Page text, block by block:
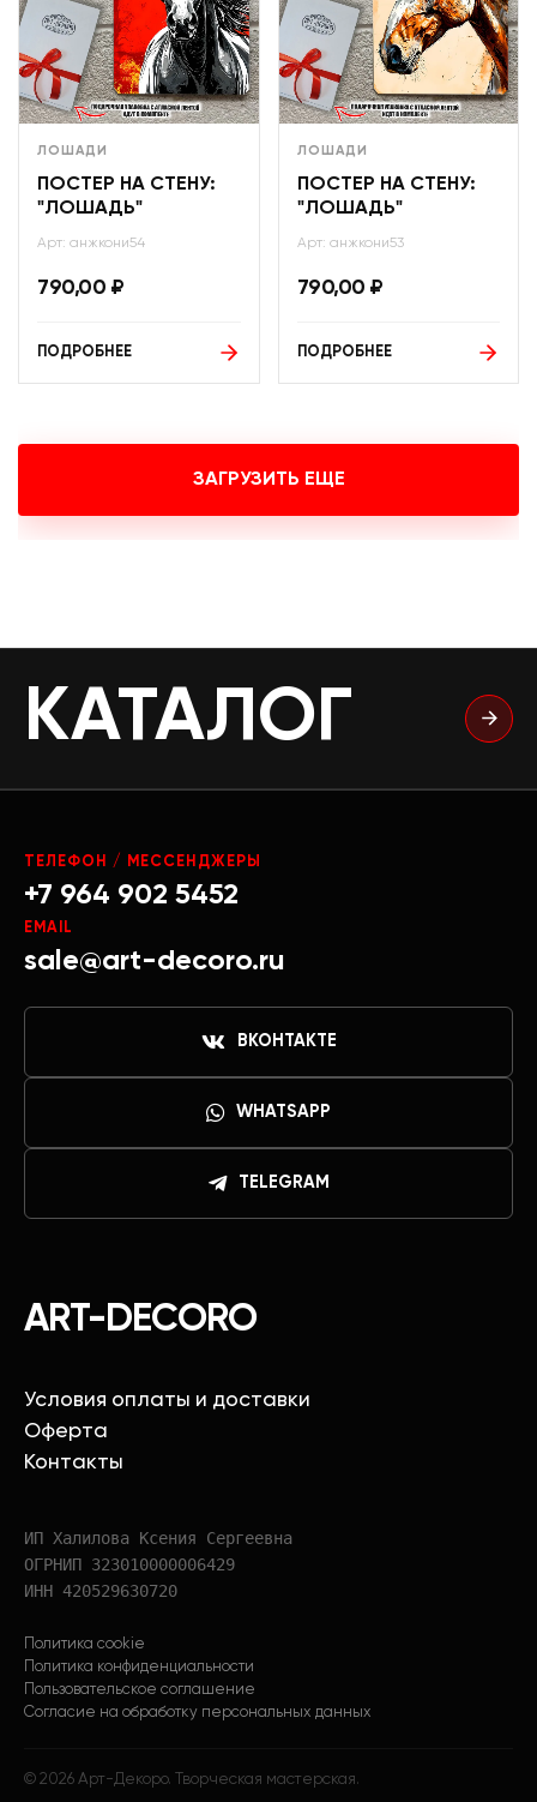
ЛОШАДИ
ПОСТЕР НА СТЕНУ:
"ЛОШАДЬ"
Арт: анжкони54
790,00 ₽
ПОДРОБНЕЕ
ЛОШАДИ
ПОСТЕР НА СТЕНУ:
"ЛОШАДЬ"
Арт: анжкони53
790,00 ₽
ПОДРОБНЕЕ
ЗАГРУЗИТЬ ЕЩЕ
КАТАЛОГ
ART-DECORO
Условия оплаты и доставки
Оферта
Контакты
ИП Халилова Ксения Сергеевна
ОГРНИП 323010000006429
ИНН 420529630720
Политика cookie
Политика конфиденциальности
Пользовательское соглашение
Согласие на обработку персональных данных
© 2026 Арт-Декоро. Творческая мастерская.
ТЕЛЕФОН / МЕССЕНДЖЕРЫ
+7 964 902 5452
EMAIL
sale@art-decoro.ru
ВКОНТАКТЕ
WHATSAPP
TELEGRAM